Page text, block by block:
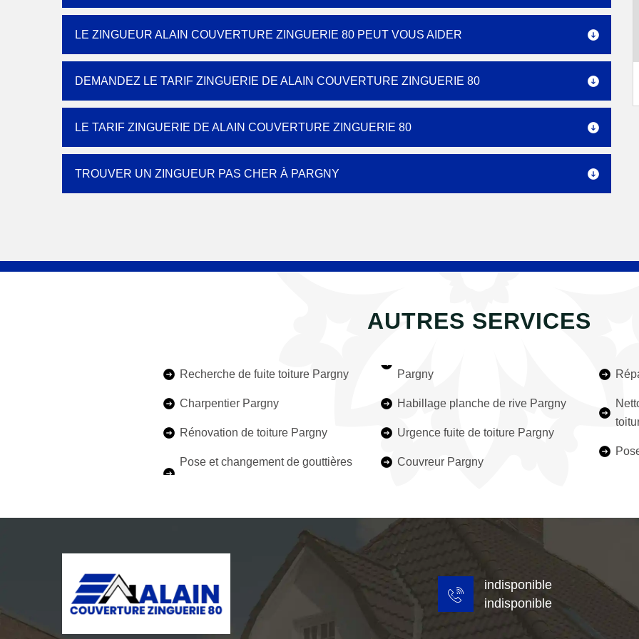
LE ZINGUEUR ALAIN COUVERTURE ZINGUERIE 80 PEUT VOUS AIDER
DEMANDEZ LE TARIF ZINGUERIE DE ALAIN COUVERTURE ZINGUERIE 80
LE TARIF ZINGUERIE DE ALAIN COUVERTURE ZINGUERIE 80
TROUVER UN ZINGUEUR PAS CHER À PARGNY
AUTRES SERVICES
Recherche de fuite toiture Pargny
Charpentier Pargny
Rénovation de toiture Pargny
Pose et changement de gouttières
Pargny
Habillage planche de rive Pargny
Urgence fuite de toiture Pargny
Couvreur Pargny
indisponible
indisponible